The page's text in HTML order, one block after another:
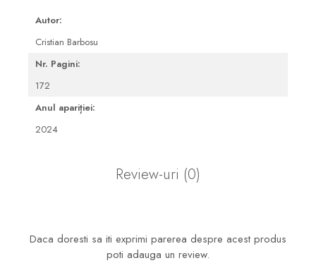
Autor:
Cristian Barbosu
Nr. Pagini:
172
Anul apariției:
2024
Review-uri (0)
Daca doresti sa iti exprimi parerea despre acest produs
poti adauga un review.